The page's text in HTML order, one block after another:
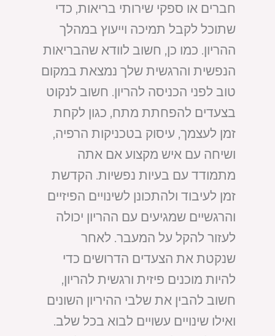
חברים או ספקי שירותי בריאות, כדי
שתוכל לקבל תמיכה וייעוץ במהלך
ההריון. כמו כן, חשוב לוודא שהבריאות
הנפשית והרגשית שלך נמצאת במקום
טוב לפני הכניסה להריון. חשוב לנקוט
בצעדים להפחתת מתח, כגון לקחת
זמן לעצמך, עיסוק בטכניקות הרפיה,
ושיחה עם איש מקצוע אם אתה
מתמודד עם בעיות נפשיות. הקדשת
זמן לעיבוד ולהתכונן לשינויים הפיזיים
והרגשיים שמגיעים עם ההריון יכולה
לעזור להקל על המעבר. לאחר
שנקטת את הצעדים הדרושים כדי
להיות מוכנים פיזית ורגשית להריון,
חשוב להבין את שלבי ההיריון השונים
ואילו שינויים עשויים לבוא בכל שלב.